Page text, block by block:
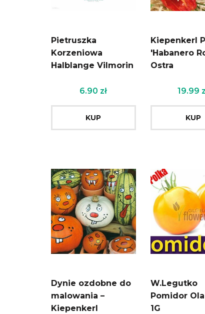
Pietruszka
Korzeniowa
Halblange Vilmorin
6.90 zł
KUP
Kiepenkerl
'Habanero
Ostra
19.99
KUP
Dynie ozdobne do
malowania –
Kiepenkerl
W.Legutko
Pomidor
1G